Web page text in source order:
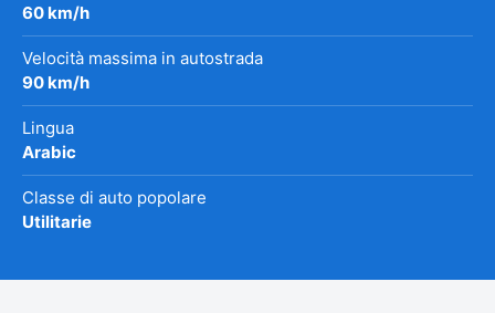
60 km/h
Velocità massima in autostrada
90 km/h
Lingua
Arabic
Classe di auto popolare
Utilitarie